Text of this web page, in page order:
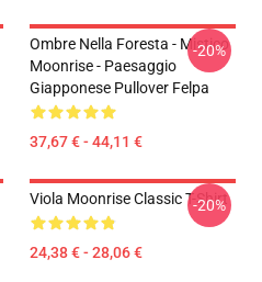
Ombre Nella Foresta - Mistico
Moonrise - Paesaggio
Giapponese Pullover Felpa
37,67 € - 44,11 €
-20%
Viola Moonrise Classic T-Shirt
24,38 € - 28,06 €
-20%